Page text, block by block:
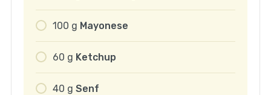
100 g Mayonese
60 g Ketchup
40 g Senf